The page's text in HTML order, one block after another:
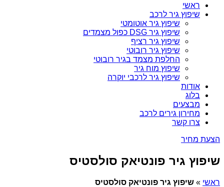
ראשי
שיפוץ גיר לרכב
שיפוץ גיר אוטומטי
שיפוץ גיר DSG כפול מצמדים
שיפוץ גיר רציף
שיפוץ גיר רובוטי
החלפת מצמד בגיר רובוטי
שיפוץ מוח גיר
שיפוץ גיר לרכבי יוקרה
אודות
בלוג
מבצעים
מחירון גירים לרכב
צרו קשר
הצעת מחיר
שיפוץ גיר פונטיאק סולסטיס
ראשי » שיפוץ גיר פונטיאק סולסטיס